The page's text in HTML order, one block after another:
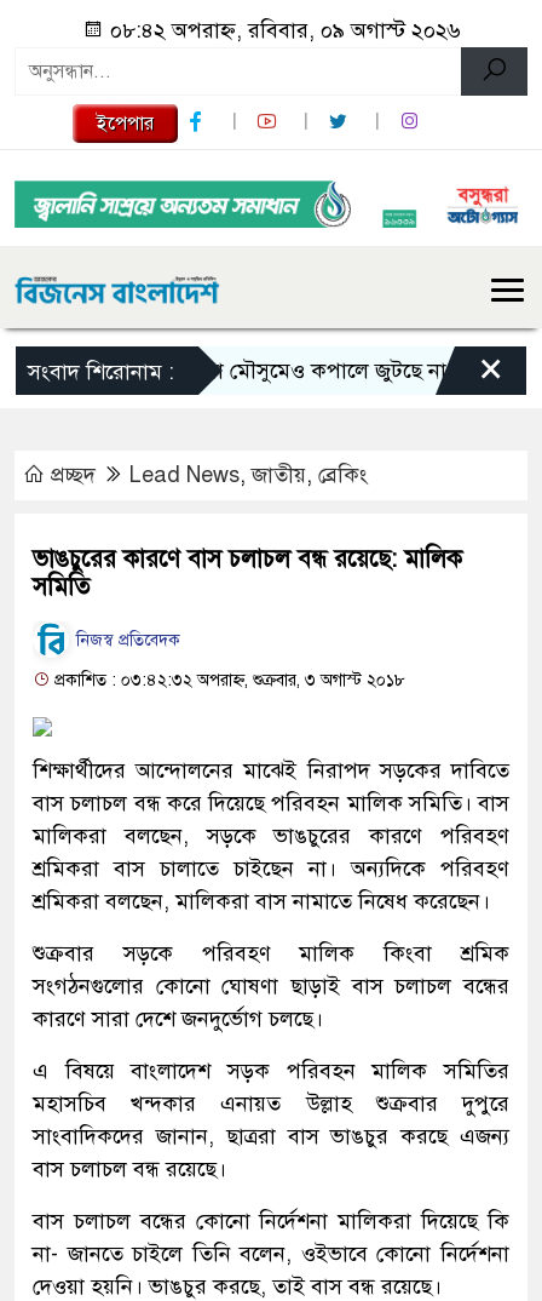
০৮:৪২ অপরাহ্ন, রবিবার, ০৯ অগাস্ট ২০২৬
ইপেপার
সংবাদ শিরোনাম :ভরা মৌসুমেও কপালে জুটছে না ইলিশ, দাম বেশ
×
প্রচ্ছদ Lead News,জাতীয়, ব্রেকিং
ভাঙচুরের কারণে বাস চলাচল বন্ধ রয়েছে: মালিক
সমিতি
নিজস্ব প্রতিবেদক
প্রকাশিত : ০৩:৪২:৩২ অপরাহ্ন, শুক্রবার, ৩ অগাস্ট ২০১৮
শিক্ষার্থীদের আন্দোলনের মাঝেই নিরাপদ সড়কের দাবিতে
বাস চলাচল বন্ধ করে দিয়েছে পরিবহন মালিক সমিতি। বাস
মালিকরা বলছেন, সড়কে ভাঙচুরের কারণে পরিবহণ
শ্রমিকরা বাস চালাতে চাইছেন না। অন্যদিকে পরিবহণ
শ্রমিকরা বলছেন, মালিকরা বাস নামাতে নিষেধ করেছেন।
শুক্রবার সড়কে পরিবহণ মালিক কিংবা শ্রমিক
সংগঠনগুলোর কোনো ঘোষণা ছাড়াই বাস চলাচল বন্ধের
কারণে সারা দেশে জনদুর্ভোগ চলছে।
এ বিষয়ে বাংলাদেশ সড়ক পরিবহন মালিক সমিতির
মহাসচিব খন্দকার এনায়ত উল্লাহ শুক্রবার দুপুরে
সাংবাদিকদের জানান, ছাত্ররা বাস ভাঙচুর করছে এজন্য
বাস চলাচল বন্ধ রয়েছে।
বাস চলাচল বন্ধের কোনো নির্দেশনা মালিকরা দিয়েছে কি
না- জানতে চাইলে তিনি বলেন, ওইভাবে কোনো নির্দেশনা
দেওয়া হয়নি। ভাঙচুর করছে, তাই বাস বন্ধ রয়েছে।